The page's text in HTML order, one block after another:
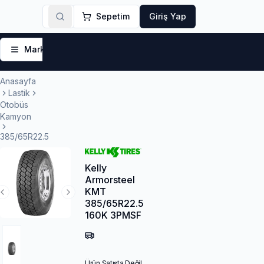
Sepetim Giriş Yap
Markalar
Anasayfa
Lastik
Otobüs
Kamyon
385/65R22.5
Next Slide
Previous Slide
Kelly
Armorsteel
KMT
385/65R22.5
160K 3PMSF